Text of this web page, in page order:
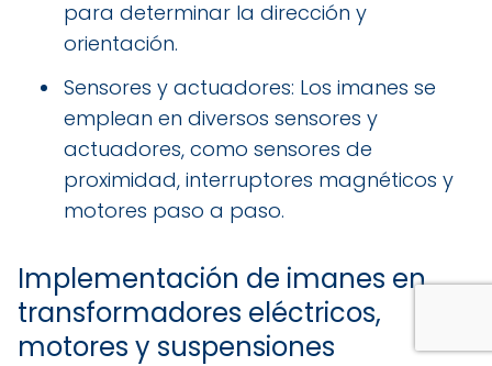
para determinar la dirección y
orientación.
Sensores y actuadores: Los imanes se
emplean en diversos sensores y
actuadores, como sensores de
proximidad, interruptores magnéticos y
motores paso a paso.
Implementación de imanes en
transformadores eléctricos,
motores y suspensiones